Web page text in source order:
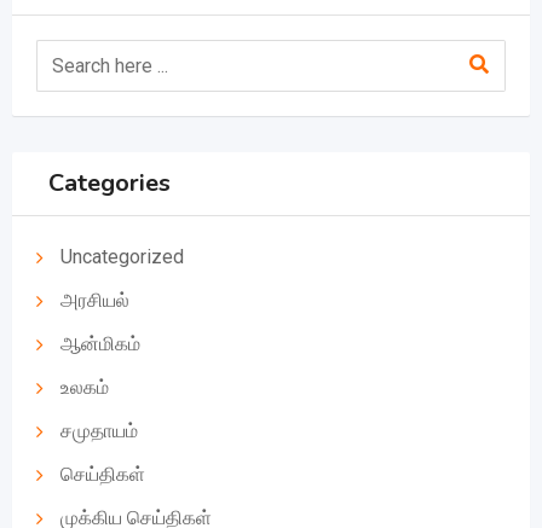
Categories
Uncategorized
அரசியல்
ஆன்மிகம்
உலகம்
சமுதாயம்
செய்திகள்
முக்கிய செய்திகள்